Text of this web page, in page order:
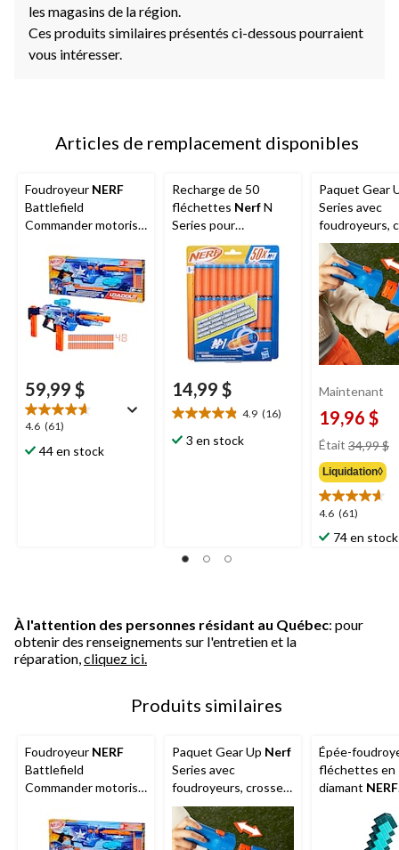
les magasins de la région.
Ces produits similaires présentés ci-dessous pourraient
vous intéresser.
Articles de remplacement disponibles
Foudroyeur NERF
Battlefield
Commander motorisé
59,99 $
4.6 (61)
4.6
étoile(s)
sur
44 en stock
Recharge de 50
fléchettes NerfN
Series pour
foudroyeurs Nerf N
Series
14,99 $
4.9 (16)
4.9
étoile(s)
3 en stock
Paquet Gear
Series avec
foudroyeurs,
et lunette,
18 fléchettes
ans et plus
Maintenant
19,96 $
Était 34,99 $
Liquidation◊
4.6 (61)
4.6
étoile(s)
sur
74 en stock
À l'attention des personnes résidant au Québec: pour
obtenir des renseignements sur l'entretien et la
réparation,cliquez ici.
Produits similaires
Foudroyeur NERF
Battlefield
Commander motorisé
Paquet Gear Up Nerf
Series avec
foudroyeurs, crosse
et lunette, comprend
18 fléchettes N1, 8
ans et plus
Épée-
fléchettes en
diamant NERF
8 fléchettes